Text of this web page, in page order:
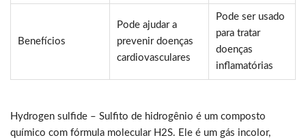
Benefícios
Pode ajudar a
prevenir doenças
cardiovasculares
Pode ser usado
para tratar
doenças
inflamatórias
Hydrogen sulfide – Sulfito de hidrogênio é um composto
químico com fórmula molecular H2S. Ele é um gás incolor,